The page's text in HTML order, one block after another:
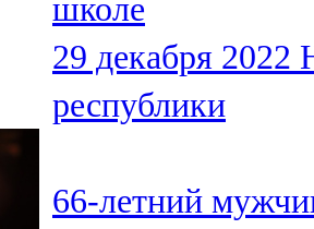
школе
29 декабря 2022
республики
66-летний